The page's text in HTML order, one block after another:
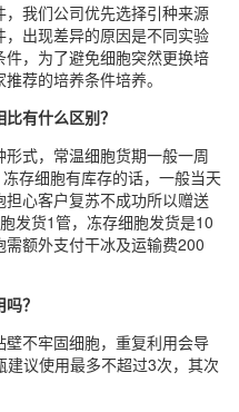
我们公司优先选择引种来源
出现差异的原因是不同实验
，为了避免细胞突然更换培
荐的培养条件培养。
有什么区别？
式，常温细胞货期一般一周
存细胞有库存的话，一般当天
心客户复苏不成功所以赠送
发货1管，冻存细胞发货是10
额外支付干冰及运输费200
？
不牢固细胞，重复利用会导
议使用最多不超过3次，其次